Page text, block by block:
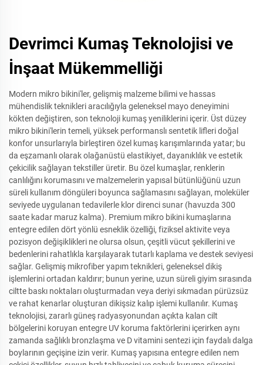
Devrimci Kumaş Teknolojisi ve
İnşaat Mükemmelliği
Modern mikro bikini'ler, gelişmiş malzeme bilimi ve hassas
mühendislik teknikleri aracılığıyla geleneksel mayo deneyimini
kökten değiştiren, son teknoloji kumaş yeniliklerini içerir. Üst düzey
mikro bikini'lerin temeli, yüksek performanslı sentetik lifleri doğal
konfor unsurlarıyla birleştiren özel kumaş karışımlarında yatar; bu
da eşzamanlı olarak olağanüstü elastikiyet, dayanıklılık ve estetik
çekicilik sağlayan tekstiller üretir. Bu özel kumaşlar, renklerin
canlılığını korumasını ve malzemelerin yapısal bütünlüğünü uzun
süreli kullanım döngüleri boyunca sağlamasını sağlayan, moleküler
seviyede uygulanan tedavilerle klor direnci sunar (havuzda 300
saate kadar maruz kalma). Premium mikro bikini kumaşlarına
entegre edilen dört yönlü esneklik özelliği, fiziksel aktivite veya
pozisyon değişiklikleri ne olursa olsun, çeşitli vücut şekillerini ve
bedenlerini rahatlıkla karşılayarak tutarlı kaplama ve destek seviyesi
sağlar. Gelişmiş mikrofiber yapım teknikleri, geleneksel dikiş
işlemlerini ortadan kaldırır; bunun yerine, uzun süreli giyim sırasında
ciltte baskı noktaları oluşturmadan veya deriyi sıkmadan pürüzsüz
ve rahat kenarlar oluşturan dikişsiz kalıp işlemi kullanılır. Kumaş
teknolojisi, zararlı güneş radyasyonundan açıkta kalan cilt
bölgelerini koruyan entegre UV koruma faktörlerini içerirken aynı
zamanda sağlıklı bronzlaşma ve D vitamini sentezi için faydalı dalga
boylarının geçişine izin verir. Kumaş yapısına entegre edilen nem